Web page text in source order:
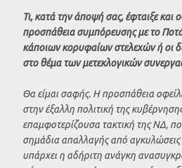
Τι, κατά την άποψή σας, έφταιξε και
προσπάθεια συμπόρευσης με το
κάποιων κορυφαίων στελεχών ή οι
στο θέμα των μετεκλογικών
Θα είμαι σαφής. Η προσπάθεια
στην έξαλλη πολιτική της
επαμφοτερίζουσα τακτική της ΝΔ,
σημάδια απαλλαγής από αγκυλώσεις
υπάρχει η αδήριτη ανάγκη